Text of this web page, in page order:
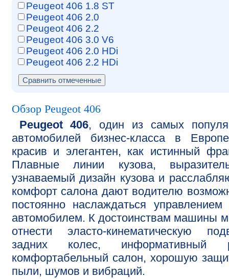
Peugeot 406 1.8 ST
Peugeot 406 2.0
Peugeot 406 2.2
Peugeot 406 3.0 V6
Peugeot 406 2.0 HDi
Peugeot 406 2.2 HDi
Обзор Peugeot 406
Peugeot 406, один из самых
автомобилей бизнес-класса в
красив и элегантен, как истинный
Плавные линии кузова,
узнаваемый дизайн кузова и
комфорт салона дают водителю
постоянно наслаждаться управлением
автомобилем. К достоинствам машины
отнести эласто-кинематическую
задних колес, информативный
комфортабельный салон, хорошую
пыли, шумов и вибраций.